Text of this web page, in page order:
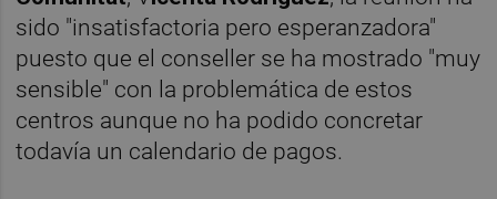
sido "insatisfactoria pero esperanzadora"
puesto que el conseller se ha mostrado "muy
sensible" con la problemática de estos
centros aunque no ha podido concretar
todavía un calendario de pagos.